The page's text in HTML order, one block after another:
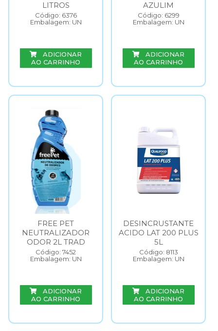
LITROS
Código: 6376
Embalagem: UN
ADICIONAR
AO CARRINHO
AZULIM
Código: 6299
Embalagem: UN
ADICIONAR
AO CARRINHO
FREE PET
NEUTRALIZADOR
ODOR 2L TRAD
Código: 7452
Embalagem: UN
ADICIONAR
AO CARRINHO
DESINCRUSTANTE
ACIDO LAT 200 PLUS
5L
Código: 8113
Embalagem: UN
ADICIONAR
AO CARRINHO